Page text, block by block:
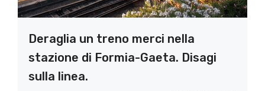
Deraglia un treno merci nella
stazione di Formia-Gaeta. Disagi
sulla linea.